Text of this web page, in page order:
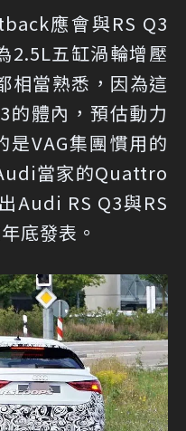
應會與RS Q3
2.5L五缸渦輪增壓
相當熟悉，因為這
的體內，預估動力
是VAG集團慣用的
當家的Quattro
Audi RS Q3與RS
底發表。